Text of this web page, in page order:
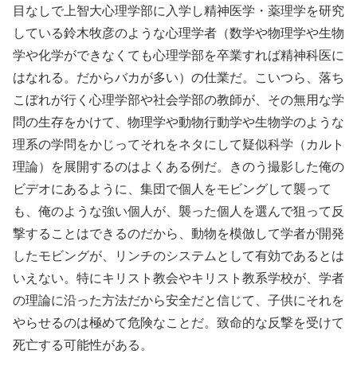
目なしで上智大心理学部に入学し精神医学・薬理学を研究
している鈴木牧彦のような心理学者（数学や物理学や生物
学や化学ができなくても心理学部を卒業すれば精神科医に
はなれる。だからバカが多い）の仕業だ。こいつら、落ち
こぼれが行く心理学部や社会学部の教師が、その無用な学
問の生存をかけて、物理学や動物行動学や生物学のような
理系の学問をかじってそれをネタにして疑似科学（カルト
理論）を展開するのはよくある例だ。きのう撮影した俺の
ビデオにあるように、集団で個人をモビングして襲って
も、俺のような強い個人が、襲った個人を選んで狙って反
撃することはできるのだから、動物を模倣して学者が開発
したモビングが、リンチのシステムとして有効であるとは
いえない。特にキリスト教会やキリスト教系学校が、学者
の理論に沿った方法だから安全だと信じて、子供にそれを
やらせるのは極めて危険なことだ。致命的な反撃を受けて
死亡する可能性がある。